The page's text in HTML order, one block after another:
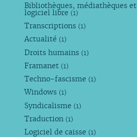
Bibliothèques, médiathèques et
logiciel libre (1)
Transcriptions (1)
Actualité (1)
Droits humains (1)
Framanet (1)
Techno-fascisme (1)
Windows (1)
Syndicalisme (1)
Traduction (1)
Logiciel de caisse (1)